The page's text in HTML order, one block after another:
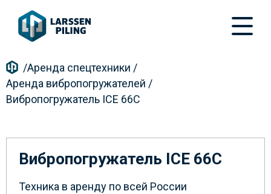
/Аренда спецтехники /
Аренда вибропогружателей /
Вибропогружатель ICE 66C
Вибропогружатель ICE 66C
Техника в аренду по всей России